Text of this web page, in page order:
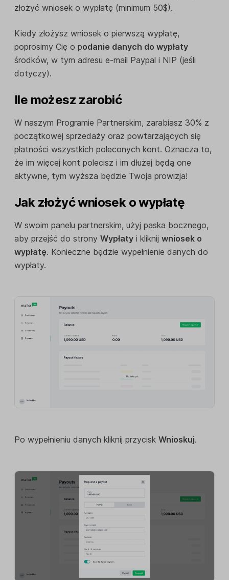
złożyć wniosek o wypłatę (minimum 50$).
Kiedy złożysz wniosek o pierwszą wypłatę,
poprosimy Cię o podanie danych do wypłaty
środków, w tym adresu e-mail Paypal i NIP (jeśli
dotyczy).
Ile możesz zarobić
W naszym Programie Partnerskim, zarabiasz 30% z
początkowej sprzedaży oraz powtarzających się
płatności wszystkich poleconych kont. Oznacza to,
że im więcej kont polecisz i im dłużej będą one
aktywne, tym wyższa będzie Twoja prowizja!
Jak złożyć wniosek o wypłatę
W swoim panelu partnerskim, użyj paska bocznego,
aby przejść do strony Wypłaty i kliknij wniosek o
wypłatę. Konieczne będzie wypełnienie danych do
wypłaty.
Po wypełnieniu danych kliknij przycisk Wnioskuj.